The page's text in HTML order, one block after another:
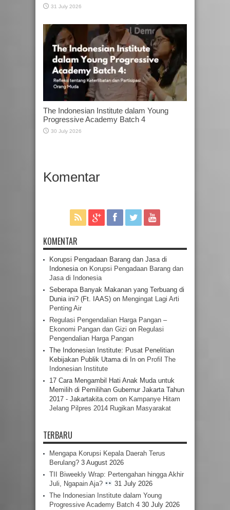
31 July 2026
The Indonesian Institute dalam Young
Progressive Academy Batch 4
30 July 2026
Komentar
KOMENTAR
Korupsi Pengadaan Barang dan Jasa di
Indonesia on Korupsi Pengadaan Barang dan
Jasa di Indonesia
Seberapa Banyak Makanan yang Terbuang di
Dunia ini? (Ft. IAAS) on Mengingat Lagi Arti
Penting Air
Regulasi Pengendalian Harga Pangan –
Ekonomi Pangan dan Gizi on Regulasi
Pengendalian Harga Pangan
The Indonesian Institute: Pusat Penelitian
Kebijakan Publik Utama di In on Profil The
Indonesian Institute
17 Cara Mengambil Hati Anak Muda untuk
Memilih di Pemilihan Gubernur Jakarta Tahun
2017 - Jakartakita.com on Kampanye Hitam
Jelang Pilpres 2014 Rugikan Masyarakat
TERBARU
Mengapa Korupsi Kepala Daerah Terus
Berulang? 3 August 2026
TII Biweekly Wrap: Pertengahan hingga Akhir
Juli, Ngapain Aja?
31 July 2026
The Indonesian Institute dalam Young
Progressive Academy Batch 4 30 July 2026